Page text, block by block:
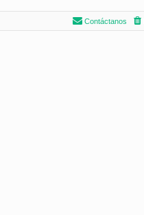
Contáctanos